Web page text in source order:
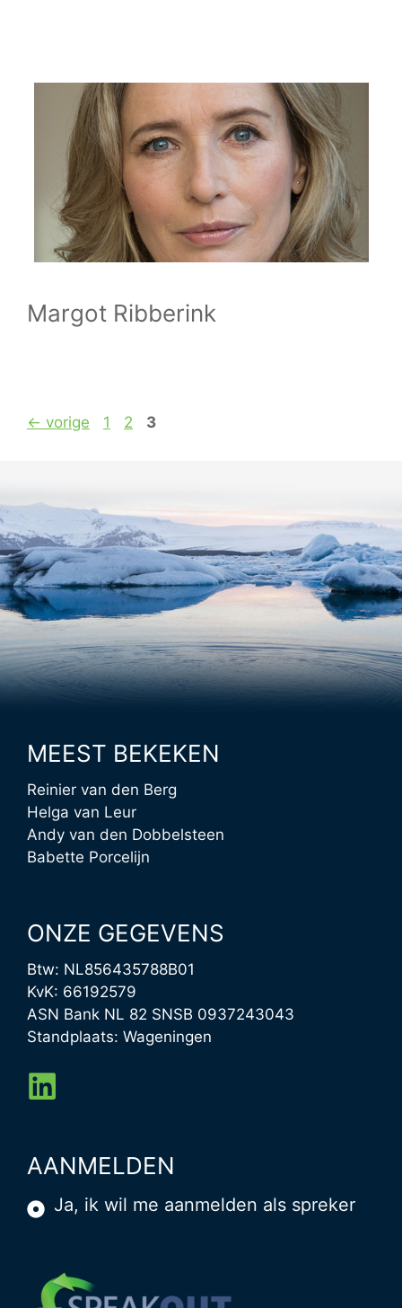
Margot Ribberink
← vorige Pagina
1 Pagina
2 Pagina
3
MEEST BEKEKEN
Reinier van den Berg
Helga van Leur
Andy van den Dobbelsteen
Babette Porcelijn
ONZE GEGEVENS
Btw: NL856435788B01
KvK: 66192579
ASN Bank NL 82 SNSB 0937243043
Standplaats: Wageningen
AANMELDEN
Ja, ik wil me aanmelden als spreker